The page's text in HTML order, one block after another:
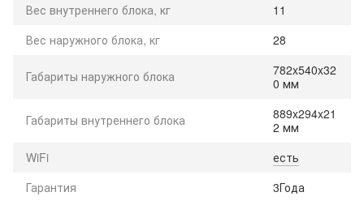
Вес внутреннего блока, кг
11
Вес наружного блока, кг
28
Габариты наружного блока
782x540x32
0 мм
Габариты внутреннего блока
889x294x21
2 мм
WiFi
есть
Гарантия
3Года